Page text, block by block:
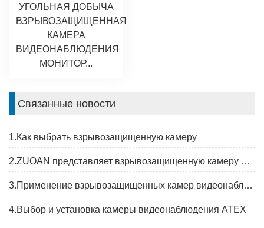
УГОЛЬНАЯ ДОБЫЧА
ВЗРЫВОЗАЩИЩЕННАЯ
КАМЕРА
ВИДЕОНАБЛЮДЕНИЯ
МОНИТОР...
Связанные новости
1.Как выбрать взрывозащищенную камеру
2.ZUOAN представляет взрывозащищенную камеру на выставке Global &Mining Expo
3.Применение взрывозащищенных камер видеонаблюдения
4.Выбор и установка камеры видеонаблюдения ATEX